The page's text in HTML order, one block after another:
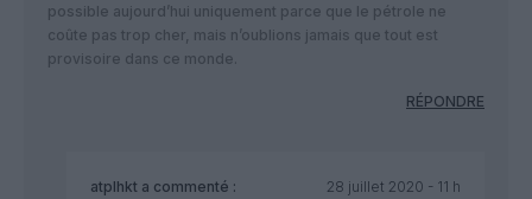
possible aujourd’hui uniquement parce que le pétrole ne
coûte pas trop cher, mais n’oublions jamais que tout est
provisoire dans ce monde.
RÉPONDRE
atplhkt a commenté :
28 juillet 2020 - 11 h